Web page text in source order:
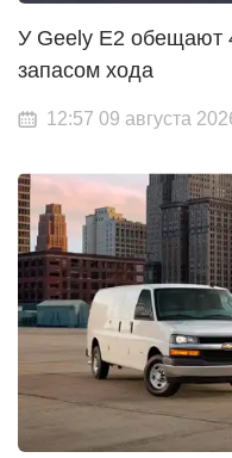
У Geely E2 обещают
запасом хода
12:57 09 августа